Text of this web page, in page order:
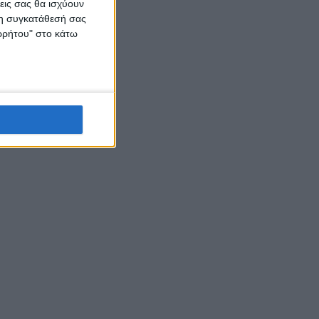
σας θα ισχύουν
συγκατάθεσή σας
στο κάτω